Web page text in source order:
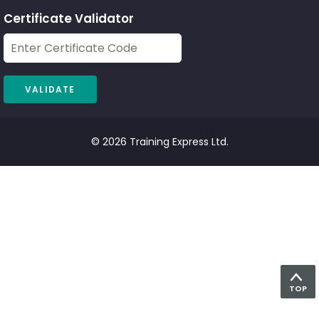
Certificate Validator
© 2026 Training Express Ltd.
TOP